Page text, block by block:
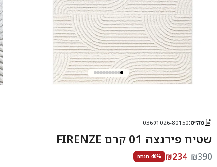
מק״ט:03601026-80150
שטיח פירנצה 01 קרם FIRENZE
₪390
₪234 40% הנחה